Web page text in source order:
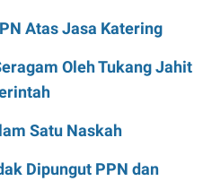
Atas Jasa Katering
Oleh Tukang Jahit
Satu Naskah
Dipungut PPN dan